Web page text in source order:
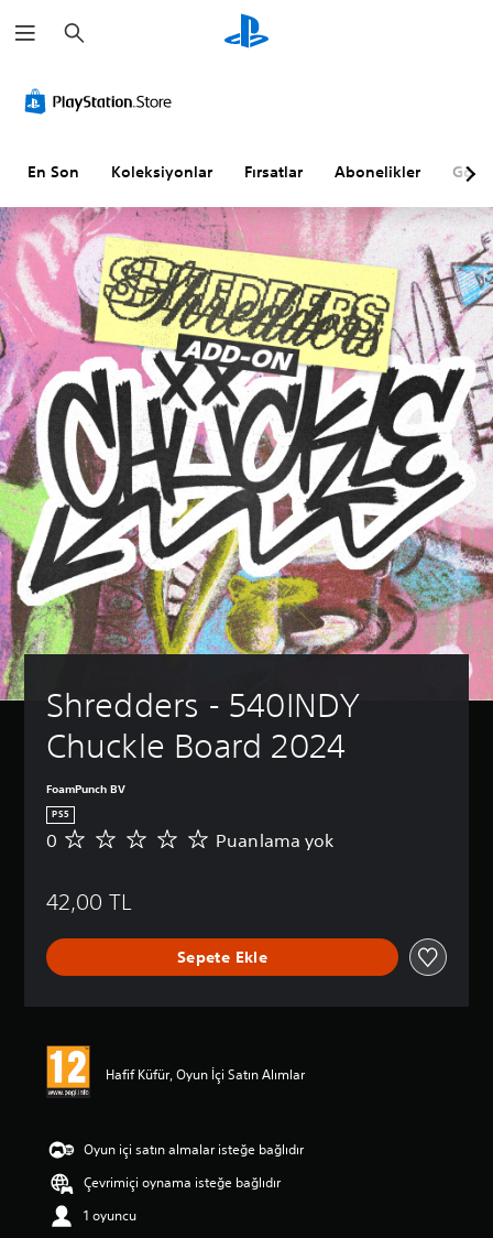
r
a
En Son Koleksiyonlar Fırsatlar Abonelikler Göz
Shredders - 540INDY
Chuckle Board 2024
FoamPunch BV
PS5
P
n
a
m
0 Puanlama yok
42,00 TL
Sepete Ekle
Hafif Küfür, Oyun İçi Satın Alımlar
Oyun içi satın almalar isteğe bağlıdır
Çevrimiçi oynama isteğe bağlıdır
1 oyuncu